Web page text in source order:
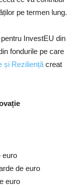
pe termen lung.
InvestEU din
fondurile pe care
și Reziliență creat
euro
de euro
euro